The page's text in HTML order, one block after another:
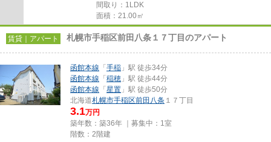
間取り：1LDK
面積：21.00㎡
賃貸｜アパート 札幌市手稲区前田八条１７丁目のアパート
函館本線 「 手稲 」駅 徒歩34分
函館本線 「 稲穂 」駅 徒歩44分
函館本線 「 星置 」駅 徒歩50分
北海道札幌市手稲区前田八条 １７丁目
3.1万円
築年数：築36年 ｜募集中： 1室
階数：2階建